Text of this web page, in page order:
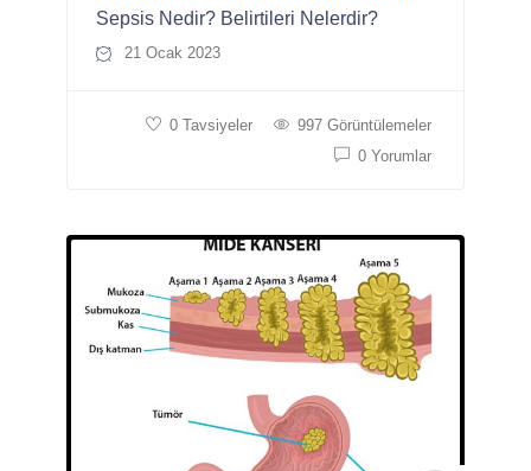
Sepsis Nedir? Belirtileri Nelerdir?
21 Ocak 2023
0 Tavsiyeler
997 Görüntülemeler
0 Yorumlar